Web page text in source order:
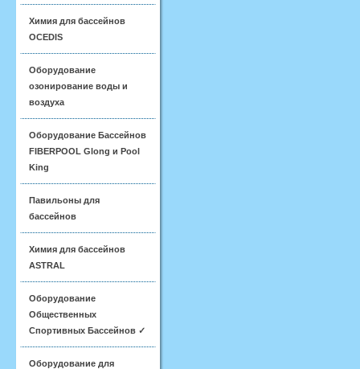
Химия для бассейнов
OCEDIS
Оборудование
озонирование воды и
воздуха
Оборудование Бассейнов
FIBERPOOL Glong и Pool
King
Павильоны для
бассейнов
Химия для бассейнов
ASTRAL
Оборудование
Общественных
Спортивных Бассейнов ✓
Оборудование для